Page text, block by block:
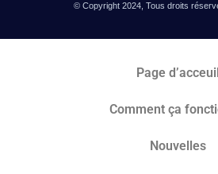
© Copyright 2024, Tous droits
Page d’acceuil
Comment ça
Nouvelles